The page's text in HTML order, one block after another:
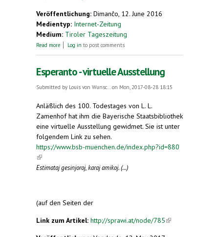
Veröffentlichung: Dimanĉo, 12. June 2016
Medientyp: Internet-Zeitung
Medium: Tiroler Tageszeitung
Read more about Nicht Shakespeare, ein Klingone hat Hamlet
Log in to post comments
Esperanto - virtuelle Ausstellung
Submitted by Louis von Wunsc... on Mon, 2017-08-28 18:15
Anläßlich des 100. Todestages von L. L.
Zamenhof hat ihm die Bayerische Staatsbibliothek
eine virtuelle Ausstellung gewidmet. Sie ist unter
folgendem Link zu sehen.
https://www.bsb-muenchen.de/index.php?id=880
(link is external)
Estimataj gesinjoroj, karaj amikoj. (...)
(auf den Seiten der
Link zum Artikel: http://sprawi.at/node/785(link is